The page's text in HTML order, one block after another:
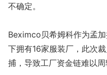
不确定。
Beximco贝希姆科作为孟
下拥有16家服装厂，此次
捕，导致工厂资金链难以周